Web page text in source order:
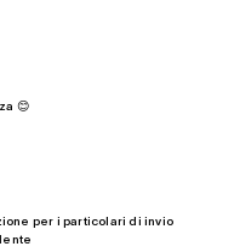
😊
per i particolari di invio